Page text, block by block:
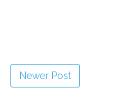
Newer Post